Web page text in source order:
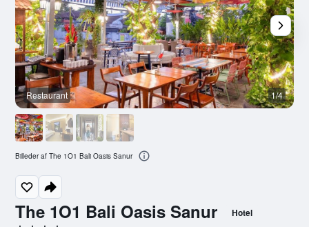
The 1O1 Bali Oasis Sanur Hotel
Restaurant 1/4
Billeder af The 1O1 Bali Oasis Sanur